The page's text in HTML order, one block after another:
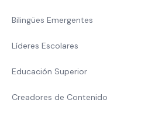
Bilingües Emergentes
Líderes Escolares
Educación Superior
Creadores de Contenido